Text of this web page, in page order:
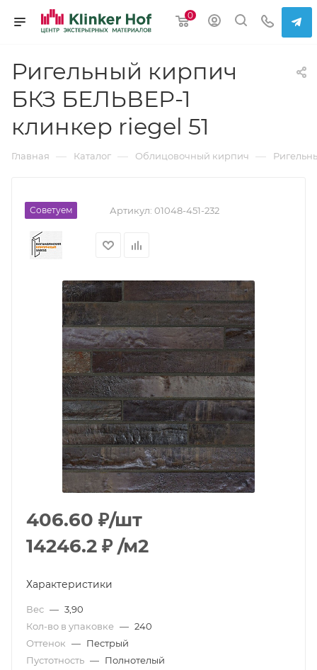
0
Ригельный кирпич
БКЗ БЕЛЬВЕР-1
клинкер riegel 51
Главная — Каталог — Облицовочный кирпич —
Советуем Артикул: 01048-451-232
406.60 ₽/шт
14246.2 ₽ /м2
Характеристики
Вес — 3,90
Кол-во в упаковке — 240
Оттенок — Пестрый
Пустотность — Полнотелый